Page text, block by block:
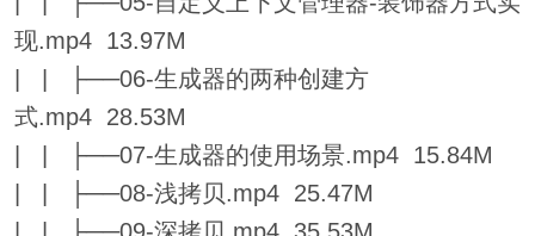
现.mp4 13.97M
| | ├──06-生成器的两种创建方
式.mp4 28.53M
| | ├──07-生成器的使用场景.mp4 15.84M
| | ├──08-浅拷贝.mp4 25.47M